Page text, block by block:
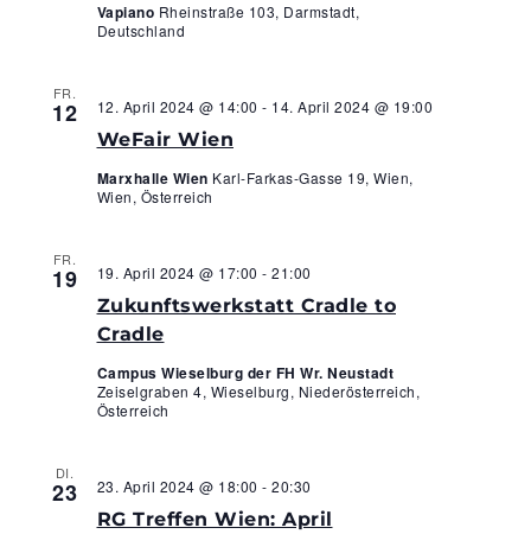
Vapiano Rheinstraße 103, Darmstadt,
Deutschland
FR.
12
WeFair Wien
12. April 2024 @ 14:00 - 14. April 2024 @ 19:00
Marxhalle Wien Karl-Farkas-Gasse 19, Wien,
Wien, Österreich
FR.
19
Zukunftswerkstatt Cradle to
Cradle
19. April 2024 @ 17:00 - 21:00
Campus Wieselburg der FH Wr. Neustadt
Zeiselgraben 4, Wieselburg, Niederösterreich,
Österreich
DI.
23
RG Treffen Wien: April
23. April 2024 @ 18:00 - 20:30